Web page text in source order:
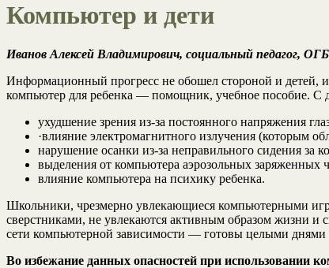
Компьютер и дети
Иванов Алексей Владимирович, социальный педагог,
Информационный прогресс не обошел стороной и детей,
компьютер для ребенка — помощник, учебное пособие. С
ухудшение зрения из-за постоянного напряжения
·влияние электромагнитного излучения (которым
нарушение осанки из-за неправильного сидения за
выделения от компьютера аэрозольных заряженных
влияние компьютера на психику ребенка.
Школьники, чрезмерно увлекающиеся компьютерными
сверстниками, не увлекаются активным образом жизни и
сети компьютерной зависимости — готовы целыми днями
Во избежание данных опасностей при использовании